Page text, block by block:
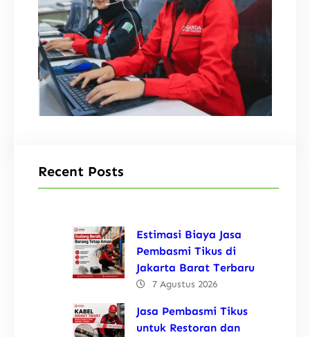
Recent Posts
Estimasi Biaya Jasa
Pembasmi Tikus di
Jakarta Barat Terbaru
7 Agustus 2026
Jasa Pembasmi Tikus
untuk Restoran dan